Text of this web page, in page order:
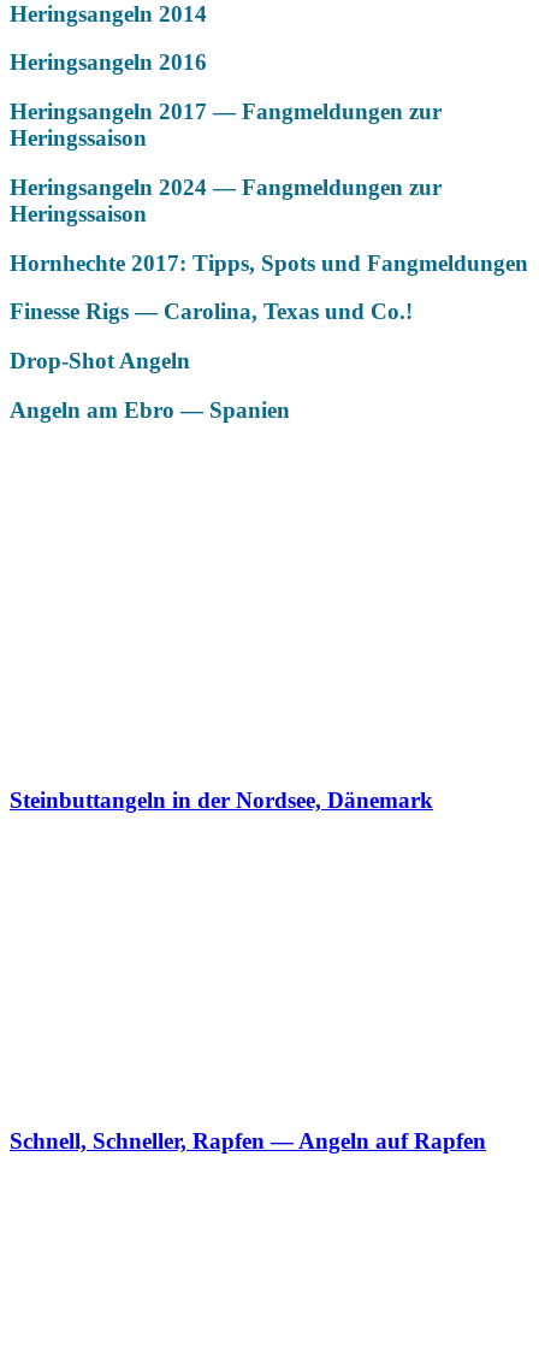
Heringsangeln 2014
Heringsangeln 2016
Heringsangeln 2017 — Fangmeldungen zur
Heringssaison
Heringsangeln 2024 — Fangmeldungen zur
Heringssaison
Hornhechte 2017: Tipps, Spots und Fangmeldungen
Finesse Rigs — Carolina, Texas und Co.!
Drop-Shot Angeln
Angeln am Ebro — Spanien
Steinbuttangeln in der Nordsee, Dänemark
Schnell, Schneller, Rapfen — Angeln auf Rapfen